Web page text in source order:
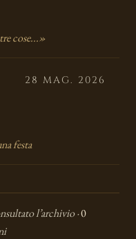
cose...»
28 MAG. 2026
festa
l’archivio ·0